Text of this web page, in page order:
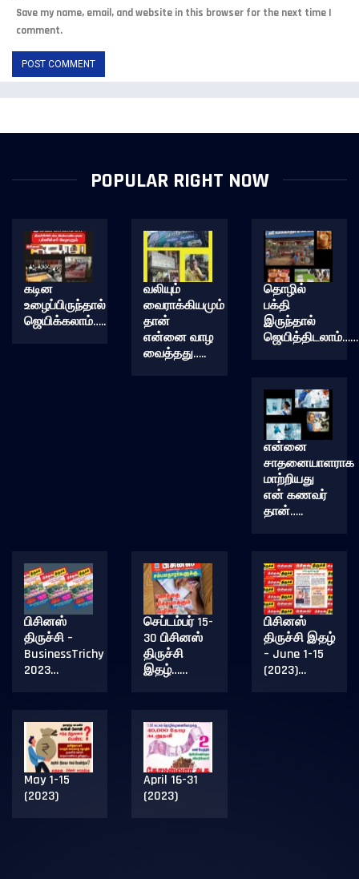
Save my name, email, and website in this browser for the next time I
comment.
POPULAR RIGHT NOW
கடின
உழைப்பிருந்தால்
ஜெயிக்கலாம்…..
வலியும்
வைராக்கியமும்
தான்
என்னை வாழ
வைத்தது…..
தொழில்
பக்தி
இருந்தால்
என்னை
சாதனையாளராக
மாற்றியது
என் கணவர்
தான்…..
பிசினஸ்
திருச்சி –
BusinessTrichy
2023…
செப்டம்பர் 15-
30 பிசினஸ்
திருச்சி
இதழ்……
பிசினஸ்
திருச்சி இதழ்
– June 1-15
(2023)…
May 1-15
(2023)
April 16-31
(2023)